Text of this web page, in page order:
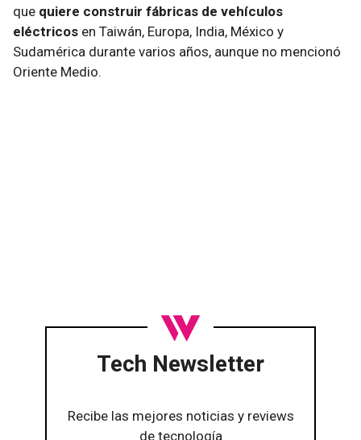
que quiere construir fábricas de vehículos
eléctricos en Taiwán, Europa, India, México y
Sudamérica durante varios años, aunque no mencionó
Oriente Medio.
Tech Newsletter
Recibe las mejores noticias y reviews
de tecnología